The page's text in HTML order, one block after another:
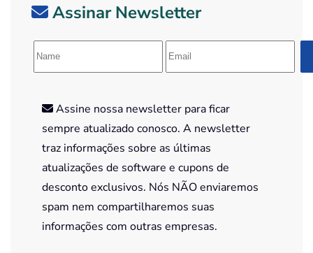
Assinar Newsletter
Assine nossa newsletter para ficar
sempre atualizado conosco. A newsletter
traz informações sobre as últimas
atualizações de software e cupons de
desconto exclusivos. Nós NÃO enviaremos
spam nem compartilharemos suas
informações com outras empresas.